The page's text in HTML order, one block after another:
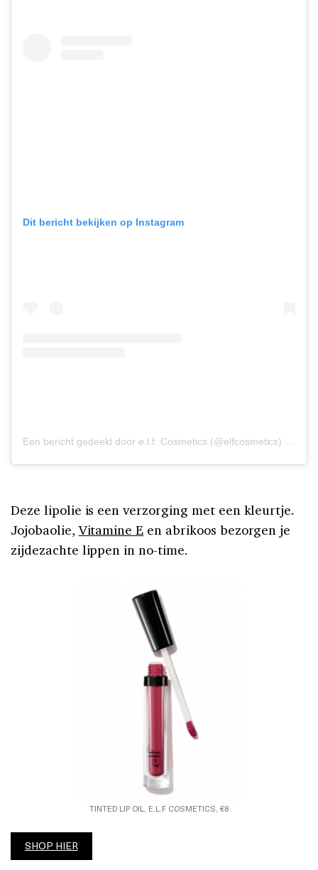
Dit bericht bekijken op Instagram
Een bericht gedeeld door e.l.f. Cosmetics (@elfcosmetics)
Deze lipolie is een verzorging met een kleurtje.
Jojobaolie,Vitamine E en abrikoos bezorgen je
zijdezachte lippen in no-time.
TINTED LIP OIL, E.L.F COSMETICS, €8
SHOP HIER